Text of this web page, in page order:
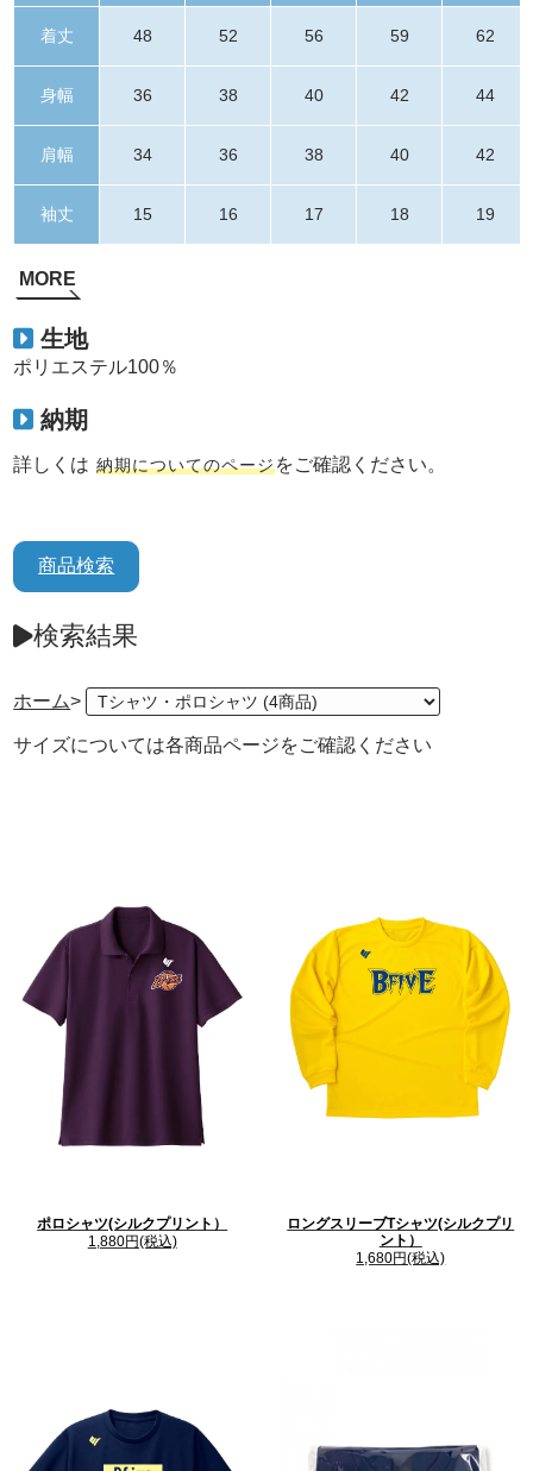
着丈 48 52 56 59 62
身幅 36 38 40 42 44
肩幅 34 36 38 40 42
袖丈 15 16 17 18 19
MORE
生地
ポリエステル100％
納期
詳しくは 納期についてのページをご確認ください。
商品検索
検索結果
ホーム>
サイズについては各商品ページをご確認ください
ポロシャツ(シルクプリント）
1,880円(税込)
ロングスリーブTシャツ(シルクプリ
ント）
1,680円(税込)